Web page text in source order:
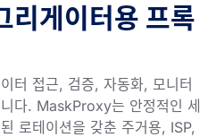
리게이터용 프록
터 접근, 검증, 자동화, 모니터
다. MaskProxy는 안정적인 세
로테이션을 갖춘 주거용, ISP,